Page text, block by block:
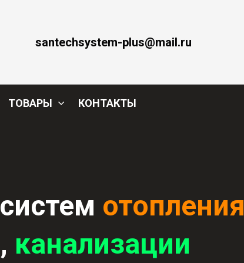
santechsystem-plus@mail.ru
ТОВАРЫ КОНТАКТЫ
систем отопления
, канализации